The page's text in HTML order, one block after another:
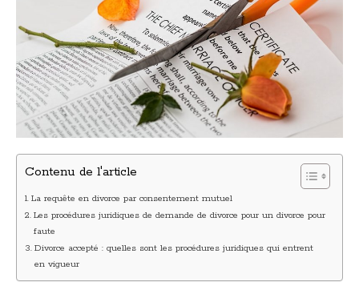
Contenu de l'article
La requête en divorce par consentement mutuel
Les procédures juridiques de demande de divorce pour un divorce pour
faute
Divorce accepté : quelles sont les procédures juridiques qui entrent
en vigueur